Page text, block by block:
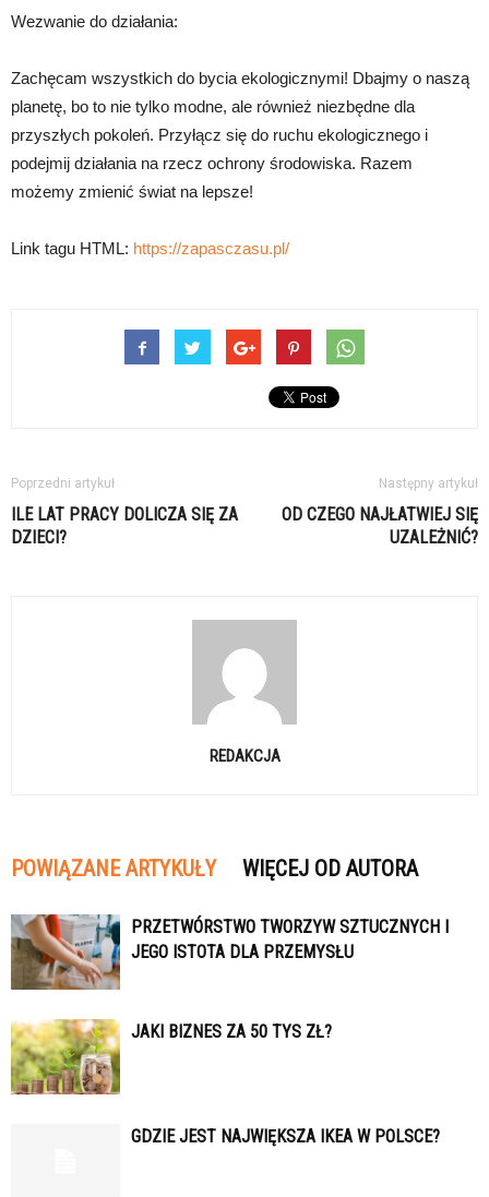
Wezwanie do działania:
Zachęcam wszystkich do bycia ekologicznymi! Dbajmy o naszą
planetę, bo to nie tylko modne, ale również niezbędne dla
przyszłych pokoleń. Przyłącz się do ruchu ekologicznego i
podejmij działania na rzecz ochrony środowiska. Razem
możemy zmienić świat na lepsze!
Link tagu HTML: https://zapasczasu.pl/
Poprzedni artykuł
ILE LAT PRACY DOLICZA SIĘ ZA
DZIECI?
Następny artykuł
OD CZEGO NAJŁATWIEJ SIĘ
UZALEŻNIĆ?
REDAKCJA
POWIĄZANE ARTYKUŁY WIĘCEJ OD AUTORA
PRZETWÓRSTWO TWORZYW SZTUCZNYCH I
JEGO ISTOTA DLA PRZEMYSŁU
JAKI BIZNES ZA 50 TYS ZŁ?
GDZIE JEST NAJWIĘKSZA IKEA W POLSCE?